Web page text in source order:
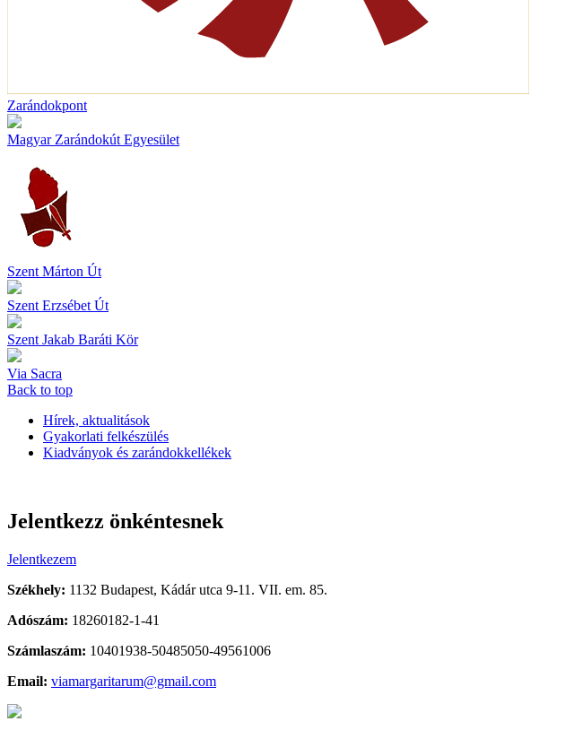
Zarándokpont
Magyar Zarándokút Egyesület
Szent Márton Út
Szent Erzsébet Út
Szent Jakab Baráti Kör
Via Sacra
Back to top
Hírek, aktualitások
Gyakorlati felkészülés
Kiadványok és zarándokkellékek
Jelentkezz önkéntesnek
Jelentkezem
Székhely: 1132 Budapest, Kádár utca 9-11. VII. em. 85.
Adószám: 18260182-1-41
Számlaszám: 10401938-50485050-49561006
Email: viamargaritarum@gmail.com